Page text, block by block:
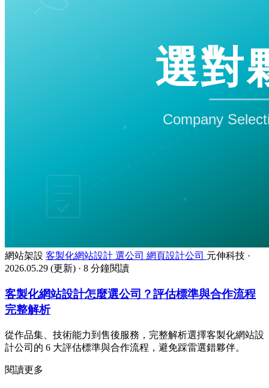
網站架設 客製化網站設計 選公司 網頁設計公司 元伸科技 ·
2026.05.29 (更新) · 8 分鐘閱讀
客製化網站設計怎麼選公司？評估標準與合作流程
完整解析
從作品集、技術能力到售後服務，完整解析選擇客製化網站設
計公司的 6 大評估標準與合作流程，避免踩雷選錯夥伴。
閱讀更多